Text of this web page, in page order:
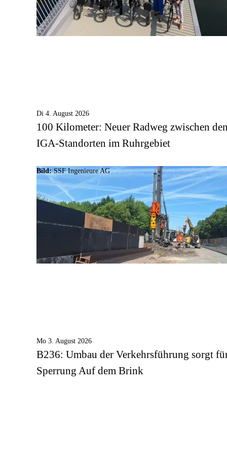
Di 4. August 2026
100 Kilometer: Neuer Radweg zwischen
IGA-Standorten im Ruhrgebiet
Bild: SSF Ingenieure AG
Mo 3. August 2026
B236: Umbau der Verkehrsführung sorgt
Sperrung Auf dem Brink